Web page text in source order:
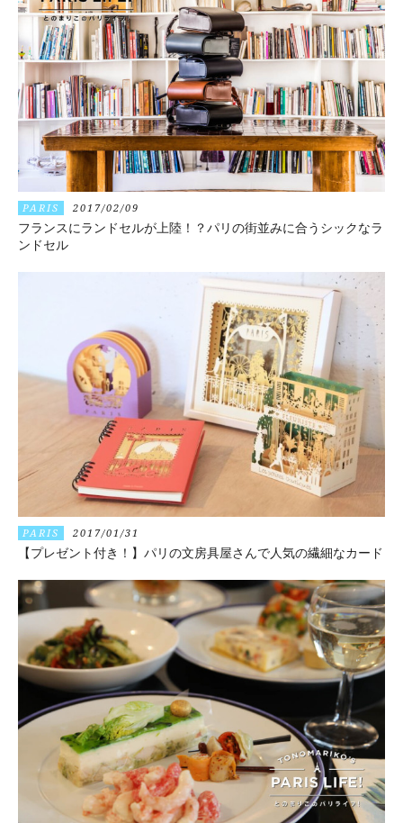
PARIS 2017/02/09
フランスにランドセルが上陸！？パリの街並みに合うシックなラ
ンドセル
PARIS 2017/01/31
【プレゼント付き！】パリの文房具屋さんで人気の繊細なカード